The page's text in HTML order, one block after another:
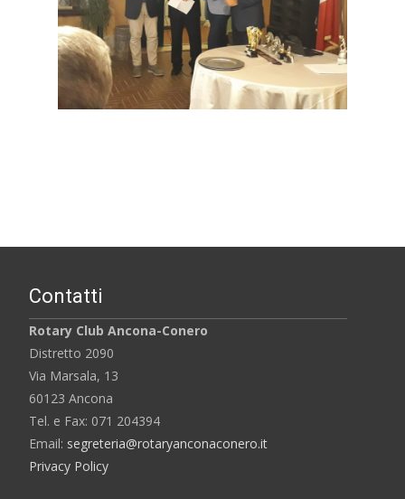
Contatti
Rotary Club Ancona-Conero
Distretto 2090
Via Marsala, 13
60123 Ancona
Tel. e Fax: 071 204394
Email: segreteria@rotaryanconaconero.it
Privacy Policy